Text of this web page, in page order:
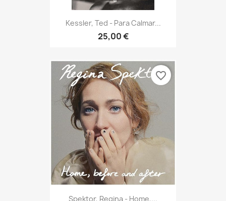
Kessler, Ted - Para Calmar...
25,00 €
Spektor, Regina - Home,...
favorite_border